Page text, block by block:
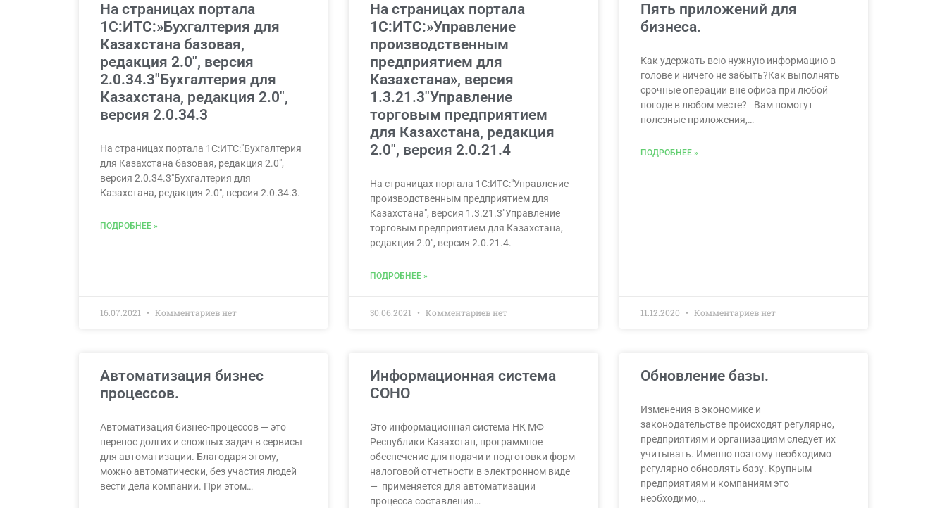
На страницах портала
1С:ИТС:»Бухгалтерия для
Казахстана базовая,
редакция 2.0″, версия
2.0.34.3″Бухгалтерия для
Казахстана, редакция 2.0″,
версия 2.0.34.3
На страницах портала 1С:ИТС:"Бухгалтерия
для Казахстана базовая, редакция 2.0",
версия 2.0.34.3"Бухгалтерия для
Казахстана, редакция 2.0", версия 2.0.34.3.
ПОДРОБНЕЕ »
16.07.2021 Комментариев нет
На страницах портала
1С:ИТС:»Управление
производственным
предприятием для
Казахстана», версия
1.3.21.3″Управление
торговым предприятием
для Казахстана, редакция
2.0″, версия 2.0.21.4
На страницах портала 1С:ИТС:"Управление
производственным предприятием для
Казахстана", версия 1.3.21.3"Управление
торговым предприятием для Казахстана,
редакция 2.0", версия 2.0.21.4.
ПОДРОБНЕЕ »
30.06.2021 Комментариев нет
Пять приложений для
бизнеса.
Как удержать всю нужную информацию в
голове и ничего не забыть?Как выполнять
срочные операции вне офиса при любой
погоде в любом месте?⠀Вам помогут
полезные приложения,…
ПОДРОБНЕЕ »
11.12.2020 Комментариев нет
Автоматизация бизнес
процессов.
Автоматизация бизнес-процессов — это
перенос долгих и сложных задач в сервисы
для автоматизации. Благодаря этому,
можно автоматически, без участия людей
вести дела компании. При этом…
Информационная система
СОНО
Это информационная система НК МФ
Республики Казахстан, программное
обеспечение для подачи и подготовки форм
налоговой отчетности в электронном виде
— применяется для автоматизации
процесса составления…
Обновление базы.
Изменения в экономике и
законодательстве происходят регулярно,
предприятиям и организациям следует их
учитывать. Именно поэтому необходимо
регулярно обновлять базу. Крупным
предприятиям и компаниям это
необходимо,…